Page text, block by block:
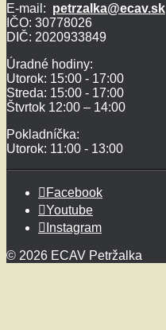
E-mail: petrzalka@ecav.sk
IČO: 30778026
DIČ: 2020933849
Úradné hodiny:
Utorok: 15:00 - 17:00
Streda: 15:00 - 17:00
Štvrtok 12:00 – 14:00
Pokladníčka:
Utorok: 11:00 - 13:00
Facebook
Youtube
Instagram